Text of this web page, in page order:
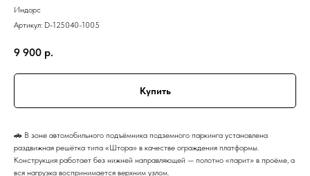
Индорс
Артикул: D-125040-1005
9 900 р.
Купить
🚗 В зоне автомобильного подъёмника подземного паркинга установлена
раздвижная решётка типа «Штора» в качестве ограждения платформы.
Конструкция работает без нижней направляющей — полотно «парит» в проёме, а
вся нагрузка воспринимается верхним узлом.